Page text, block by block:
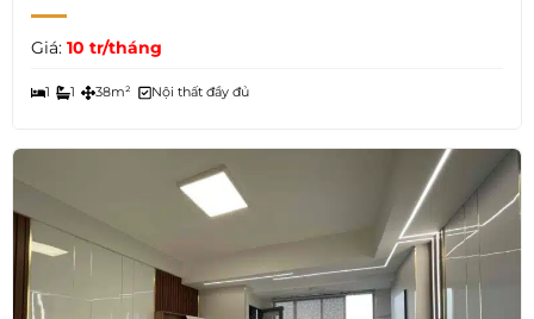
Giá: 10 tr/tháng
1 1 38m² Nội thất đầy đủ